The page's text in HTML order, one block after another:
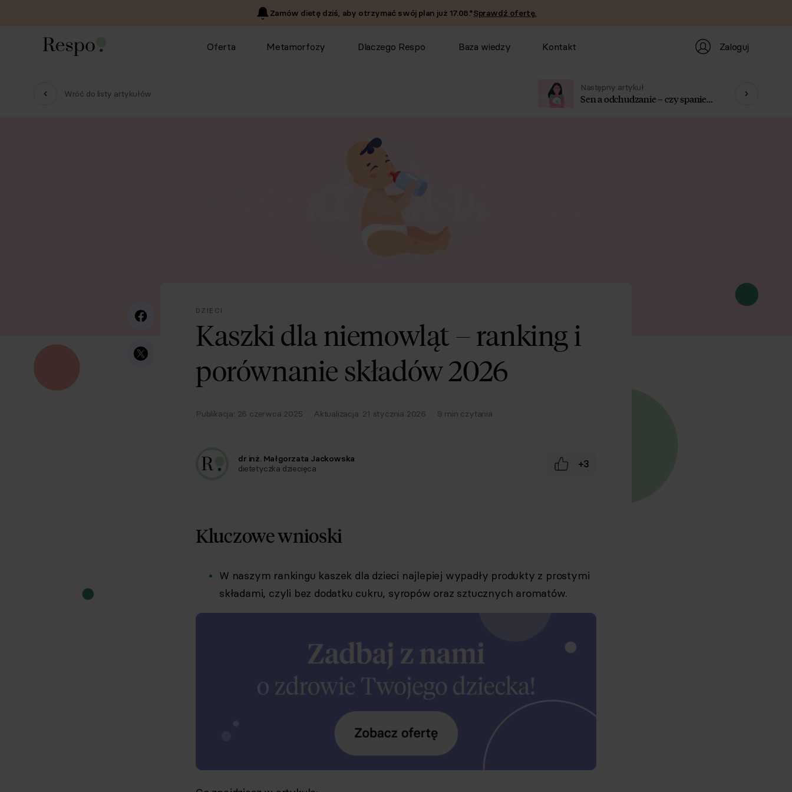
Zamów dietę dziś, aby otrzymać swój plan już 17.08.*Sprawdź ofertę.
Oferta Metamorfozy Dlaczego Respo Baza wiedzy Kontakt Zaloguj
Wróć do listy artykułów
Następny artykuł
Sen a odchudzanie – czy spanie
DZIECI
Kaszki dla niemowląt – ranking i
porównanie składów 2026
Publikacja: 26 czerwca 2025 · Aktualizacja: 21 stycznia 2026 · 9 min czytania
dr inż. Małgorzata Jackowska
dietetyczka dziecięca
+3
Kluczowe wnioski
W naszym rankingu kaszek dla dzieci najlepiej wypadły produkty z prostymi
składami, czyli bez dodatku cukru, syropów oraz sztucznych aromatów.